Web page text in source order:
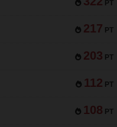
PT
217 PT
203 PT
112 PT
108 PT